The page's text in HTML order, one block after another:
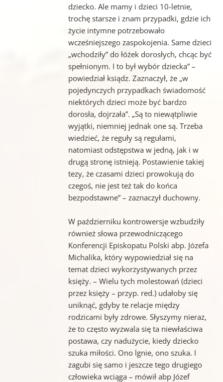
dziecko. Ale mamy i dzieci 10-letnie,
trochę starsze i znam przypadki, gdzie ich
życie intymne potrzebowało
wcześniejszego zaspokojenia. Same dzieci
„wchodziły” do łóżek dorosłych, chcąc być
spełnionym. I to był wybór dziecka” –
powiedział ksiądz. Zaznaczył, że „w
pojedynczych przypadkach świadomość
niektórych dzieci może być bardzo
dorosła, dojrzała”. „Są to niewątpliwie
wyjątki, niemniej jednak one są. Trzeba
wiedzieć, że reguły są regułami,
natomiast odstępstwa w jedną, jak i w
drugą stronę istnieją. Postawienie takiej
tezy, że czasami dzieci prowokują do
czegoś, nie jest też tak do końca
bezpodstawne” – zaznaczył duchowny.
W październiku kontrowersje wzbudziły
również słowa przewodniczącego
Konferencji Episkopatu Polski abp. Józefa
Michalika, który wypowiedział się na
temat dzieci wykorzystywanych przez
księży. – Wielu tych molestowań (dzieci
przez księży – przyp. red.) udałoby się
uniknąć, gdyby te relacje między
rodzicami były zdrowe. Słyszymy nieraz,
że to często wyzwala się ta niewłaściwa
postawa, czy nadużycie, kiedy dziecko
szuka miłości. Ono lgnie, ono szuka. I
zagubi się samo i jeszcze tego drugiego
człowieka wciąga – mówił abp Józef